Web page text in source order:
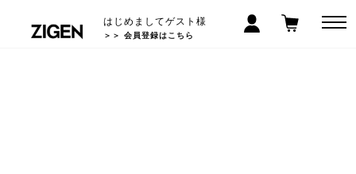
はじめましてゲスト様
＞＞ 会員登録はこちら